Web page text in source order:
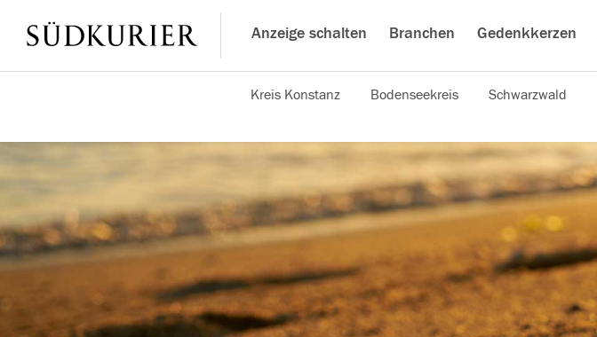
Anzeige schalten Branchen Gedenkkerzen
Kreis Konstanz Bodenseekreis Schwarzwald